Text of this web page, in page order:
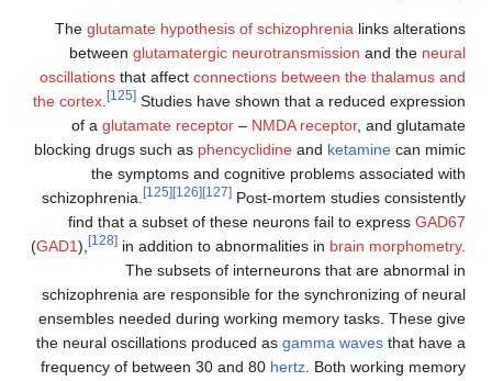
Theglutamate hypothesis of schizophrenia
betweenglutamatergic neurotransmission
oscillationsthat affectconnections between the
the cortex.
Studies have shown that a
of aglutamate receptor–NMDA receptor
blocking drugs such asphencyclidineand
the symptoms and cognitive problems
schizophrenia.
Post-mortem
find that a subset of these neurons fail to
(GAD1 ), in addition to abnormalities inbrain
The subsets of interneurons that
schizophrenia are responsible for the
ensembles needed during working memory
the neural oscillations produced asgamma
frequency of between 30 and 80hertz. Both